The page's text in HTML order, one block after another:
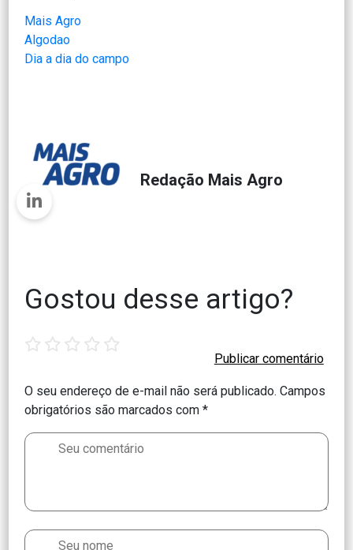
Mais Agro
Algodao
Dia a dia do campo
Redação Mais Agro
Gostou desse artigo?
O seu endereço de e-mail não será publicado. Campos
obrigatórios são marcados com*
star stars stars stars stars